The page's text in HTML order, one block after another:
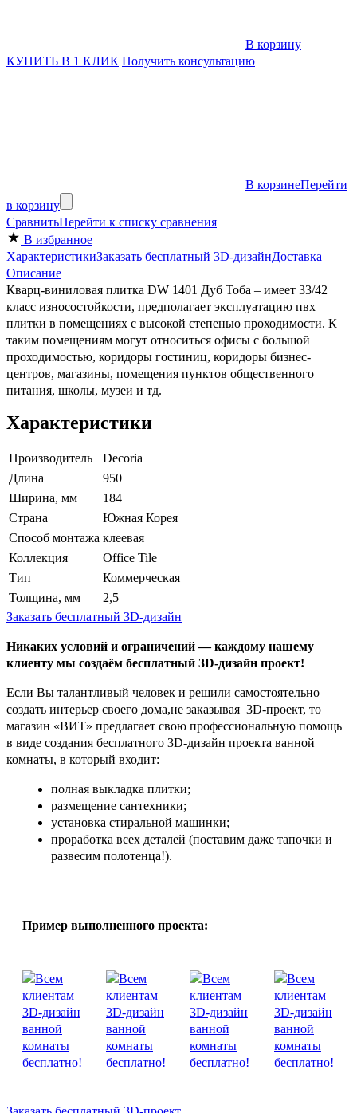
В корзину
КУПИТЬ В 1 КЛИК Получить консультацию
В корзинеПерейти
в корзину
СравнитьПерейти к списку сравнения
В избранное
ХарактеристикиЗаказать бесплатный 3D-дизайнДоставка
Описание
Кварц-виниловая плитка DW 1401 Дуб Тоба – имеет 33/42
класс износостойкости, предполагает эксплуатацию пвх
плитки в помещениях с высокой степенью проходимости. К
таким помещениям могут относиться офисы с большой
проходимостью, коридоры гостиниц, коридоры бизнес-
центров, магазины, помещения пунктов общественного
питания, школы, музеи и тд.
Характеристики
Производитель
Decoria
Длина
950
Ширина, мм
184
Страна
Южная Корея
Способ монтажа клеевая
Коллекция
Office Tile
Тип
Коммерческая
Толщина, мм
2,5
Заказать бесплатный 3D-дизайн
Никаких условий и ограничений — каждому нашему
клиенту мы создаём бесплатный 3D-дизайн проект!
Если Вы талантливый человек и решили самостоятельно
создать интерьер своего дома,не заказывая 3D-проект, то
магазин «ВИТ» предлагает свою профессиональную помощь
в виде создания бесплатного 3D-дизайн проекта ванной
комнаты, в который входит:
полная выкладка плитки;
размещение сантехники;
установка стиральной машинки;
проработка всех деталей (поставим даже тапочки и
развесим полотенца!).
Пример выполненного проекта: